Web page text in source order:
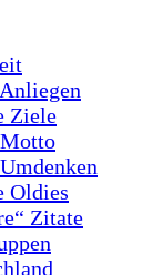
Ziele
Oldies
Zitate